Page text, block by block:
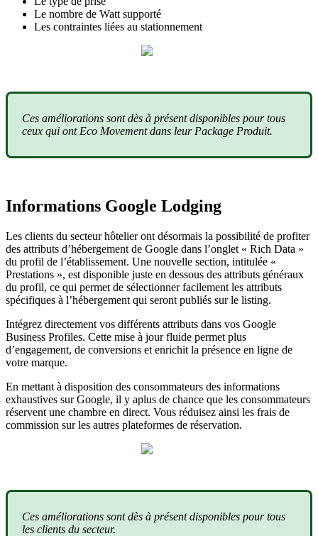
Le nombre de Watt supporté
Les contraintes liées au stationnement
Ces améliorations sont dès à présent disponibles pour tous
ceux qui ont Eco Movement dans leur Package Produit.
Informations Google Lodging
Les clients du secteur hôtelier ont désormais la possibilité de profiter
des attributs d’hébergement de Google dans l’onglet « Rich Data »
du profil de l’établissement. Une nouvelle section, intitulée «
Prestations », est disponible juste en dessous des attributs généraux
du profil, ce qui permet de sélectionner facilement les attributs
spécifiques à l’hébergement qui seront publiés sur le listing.
Intégrez directement vos différents attributs dans vos Google
Business Profiles. Cette mise à jour fluide permet plus
d’engagement, de conversions et enrichit la présence en ligne de
votre marque.
En mettant à disposition des consommateurs des informations
exhaustives sur Google, il y aplus de chance que les consommateurs
réservent une chambre en direct. Vous réduisez ainsi les frais de
commission sur les autres plateformes de réservation.
Ces améliorations sont dès à présent disponibles pour tous
les clients du secteur.